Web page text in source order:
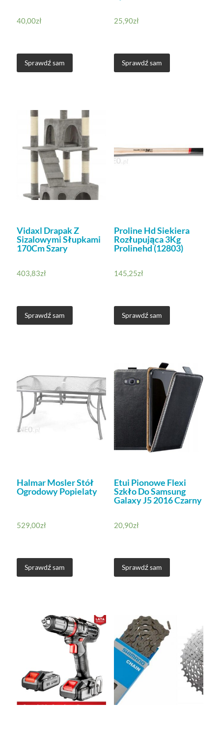
40,00zł
Sprawdź sam
25,90zł
Sprawdź sam
Vidaxl Drapak Z
Sizalowymi Słupkami
170Cm Szary
403,83zł
Sprawdź sam
Proline Hd Siekiera
Rozłupująca 3Kg
Prolinehd (12803)
145,25zł
Sprawdź sam
Halmar Mosler Stół
Ogrodowy Popielaty
529,00zł
Sprawdź sam
Etui Pionowe Flexi
Szkło Do Samsung
Galaxy J5 2016 Czarny
20,90zł
Sprawdź sam